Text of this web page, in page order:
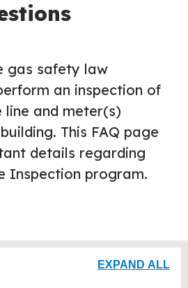
gas safety law
an inspection of
line and meter(s)
This FAQ page
details regarding
Inspection program.
EXPAND ALL